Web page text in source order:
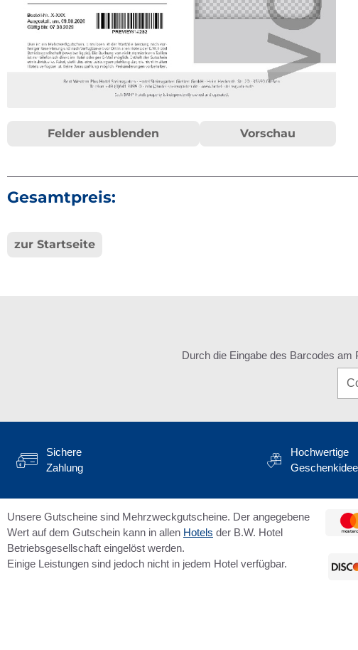
Felder ausblenden Vorschau
Gesamtpreis:
zur Startseite
Durch die Eingabe des Barcodes
Sichere
Zahlung
Hochwertige
Unsere Gutscheine sind Mehrzweckgutscheine. Der angegebene
Wert auf dem Gutschein kann in allen Hotels der B.W. Hotel
Betriebsgesellschaft eingelöst werden.
Einige Leistungen sind jedoch nicht in jedem Hotel verfügbar.